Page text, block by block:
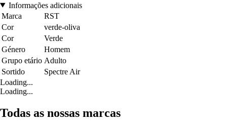
Informações adicionais
Marca
RST
Cor
verde-oliva
Cor
Verde
Género
Homem
Grupo etário Adulto
Sortido
Spectre Air
Loading...
Loading...
Todas as nossas marcas